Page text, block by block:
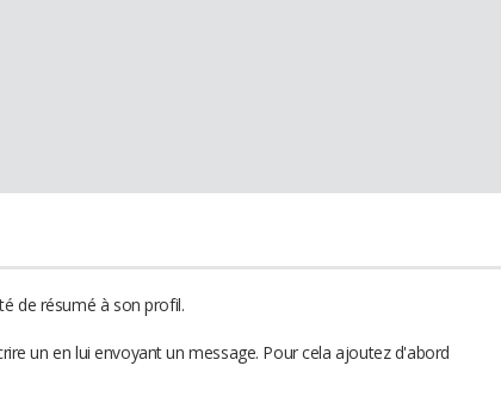
de résumé à son profil.
un en lui envoyant un message. Pour cela ajoutez d'abord